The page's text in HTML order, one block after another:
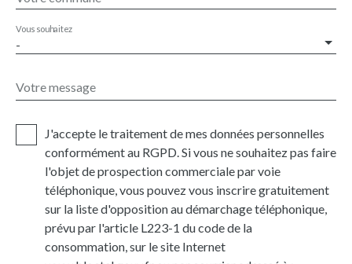
-
Vous souhaitez
Votre message
J'accepte le traitement de mes données personnelles
conformément au RGPD. Si vous ne souhaitez pas faire
l'objet de prospection commerciale par voie
téléphonique, vous pouvez vous inscrire gratuitement
sur la liste d'opposition au démarchage téléphonique,
prévu par l'article L223-1 du code de la
consommation, sur le site Internet